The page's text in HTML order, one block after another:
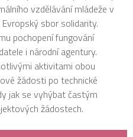
vzdělávání mládeže v
sbor solidarity.
pochopení fungování
i národní agentury.
aktivitami obou
žádosti po technické
jak se vyhýbat častým
žádostech.